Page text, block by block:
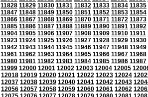
11828 11829 11830 11831 11832 11833 11834 11835
11847 11848 11849 11850 11851 11852 11853 11854
11866 11867 11868 11869 11870 11871 11872 11873
11885 11886 11887 11888 11889 11890 11891 11892
11904 11905 11906 11907 11908 11909 11910 11911
11923 11924 11925 11926 11927 11928 11929 11930
11942 11943 11944 11945 11946 11947 11948 11949
11961 11962 11963 11964 11965 11966 11967 11968
11980 11981 11982 11983 11984 11985 11986 11987
11999 12000 12001 12002 12003 12004 12005
12018 12019 12020 12021 12022 12023 12024
12037 12038 12039 12040 12041 12042 12043
12056 12057 12058 12059 12060 12061 12062